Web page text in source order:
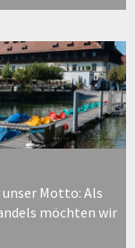
Motto: Als
möchten wir